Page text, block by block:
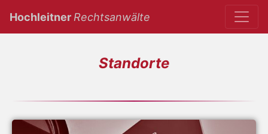
Hochleitner Rechtsanwälte
Standorte